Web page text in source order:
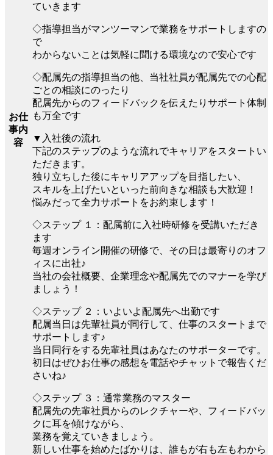
お仕
事内
容
ていきます
◇指導担当がマンツーマンで業務をサポートしますの
で
わからないことは気軽に聞ける環境なので安心です
◇配属先の指導担当の他、当社社員が配属先での心配
ごとの相談にのったり
配属先からのフィードバックを伝えたりサポート体制
も万全です
▼入社後の流れ
下記のステップのような流れでキャリアをスタートい
ただきます。
独り立ちした後にキャリアアップを目指したい、
スキルを上げたいといった前向きな相談も大歓迎！
悩みだって全力サポートをお約束します！
◇ステップ １：配属前に入社時研修を受講いただき
ます
毎週オンライン開催の研修で、その日は最寄りのオフ
ィスに出社♪
当社の会社概要、企業理念や配属先でのマナーを学び
ましょう！
◇ステップ ２：いよいよ配属先へ出勤です
配属当日は先輩社員が同行して、仕事のスタートまで
サポートします♪
当日同行をする先輩社員はあなたのサポーターです。
初日はぜひお仕事の感想を電話やチャットで報告くだ
さいね♪
◇ステップ ３：通常業務のマスター
配属先の先輩社員からのレクチャーや、フィードバッ
クに耳を傾けながら、
業務を覚えていきましょう。
新しい仕事を始めたばかりは、誰もが右も左もわから